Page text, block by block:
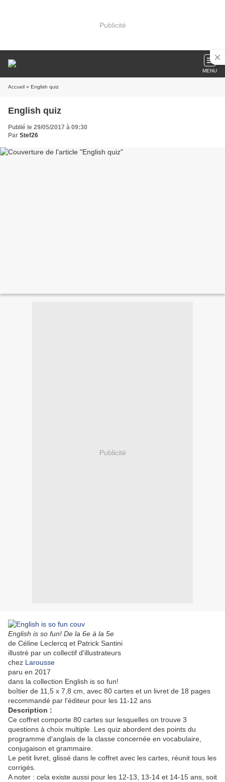
Publicité
MENU
Accueil » English quiz
English quiz
Publié le 29/05/2017 à 09:30
Par Stef26
Publicité
English is so fun! De la 6e à la 5e
de Céline Leclercq et Patrick Santini
illustré par un collectif d'illustrateurs
chez Larousse
paru en 2017
dans la collection English is so fun!
boîtier de 11,5 x 7,8 cm, avec 80 cartes et un livret de 18 pages
recommandé par l'éditeur pour les 11-12 ans
Description :
Ce coffret comporte 80 cartes sur lesquelles on trouve 3
questions à choix multiple. Les quiz abordent des points du
programme d'anglais de la classe concernée en vocabulaire,
conjugaison et grammaire.
Le petit livret, glissé dans le coffret avec les cartes, réunit tous les
corrigés.
A noter : cela existe aussi pour les 12-13, 13-14 et 14-15 ans, soit